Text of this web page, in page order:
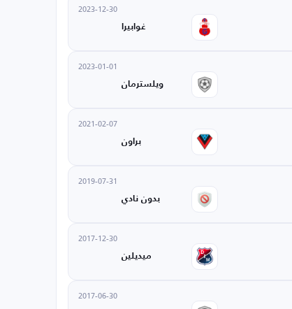
2023-12-30
غوابيرا
2023-01-01
ويلسترمان
2021-02-07
براون
2019-07-31
بدون نادي
2017-12-30
ميديلين
2017-06-30